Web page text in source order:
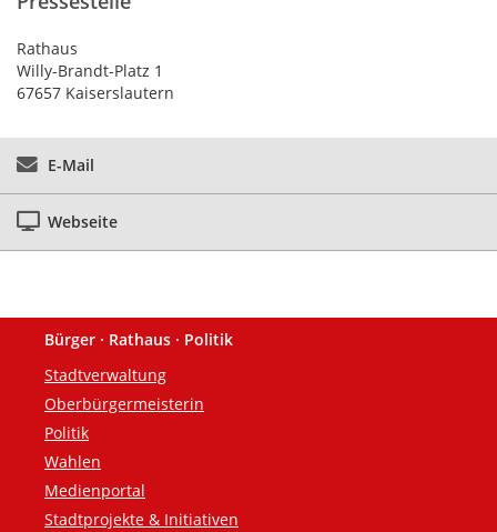
Rathaus
Willy-Brandt-Platz 1
67657 Kaiserslautern
E-Mail
Webseite
Fußzeile
Bürger · Rathaus · Politik
Stadtverwaltung
Oberbürgermeisterin
Politik
Wahlen
Medienportal
Stadtprojekte & Initiativen